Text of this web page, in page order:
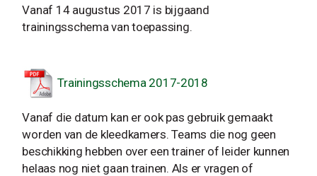
Vanaf 14 augustus 2017 is bijgaand
trainingsschema van toepassing.
Trainingsschema 2017-2018
Vanaf die datum kan er ook pas gebruik gemaakt
worden van de kleedkamers. Teams die nog geen
beschikking hebben over een trainer of leider kunnen
helaas nog niet gaan trainen. Als er vragen of